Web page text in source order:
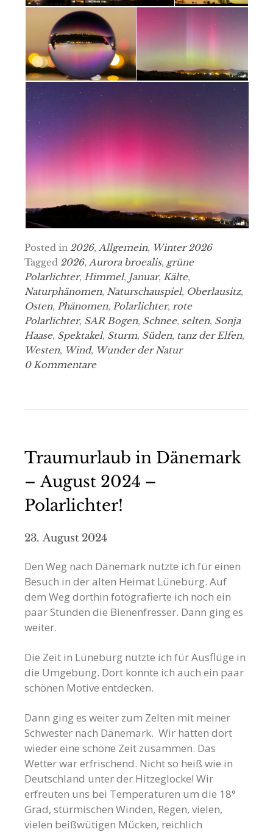
Posted in 2026, Allgemein, Winter 2026
Tagged 2026, Aurora broealis, grüne
Polarlichter, Himmel, Januar, Kälte,
Naturphänomen, Naturschauspiel, Oberlausitz,
Osten, Phänomen, Polarlichter, rote
Polarlichter, SAR Bogen, Schnee, selten, Sonja
Haase, Spektakel, Sturm, Süden, tanz der Elfen,
Westen, Wind, Wunder der Natur
0 Kommentare
Traumurlaub in Dänemark
– August 2024 –
Polarlichter!
23. August 2024
Den Weg nach Dänemark nutzte ich für einen
Besuch in der alten Heimat Lüneburg. Auf
dem Weg dorthin fotografierte ich noch ein
paar Stunden die Bienenfresser. Dann ging es
weiter.
Die Zeit in Lüneburg nutzte ich für Ausflüge in
die Umgebung. Dort konnte ich auch ein paar
schönen Motive entdecken.
Dann ging es weiter zum Zelten mit meiner
Schwester nach Dänemark. Wir hatten dort
wieder eine schöne Zeit zusammen. Das
Wetter war erfrischend. Nicht so heiß wie in
Deutschland unter der Hitzeglocke! Wir
erfreuten uns bei Temperaturen um die 18°
Grad, stürmischen Winden, Regen, vielen,
vielen beißwütigen Mücken, reichlich